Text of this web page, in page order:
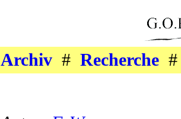
Archiv # Recherche